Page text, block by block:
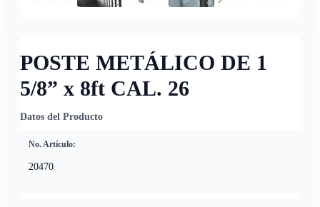
POSTE METÁLICO DE 1
5/8” x 8ft CAL. 26
Datos del Producto
No. Artículo:
20470